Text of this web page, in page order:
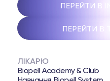
ЛІКАРЮ
Biopell Academy & Club
ПЕРЕЙТИ В
ПЕРЕЙТИ В